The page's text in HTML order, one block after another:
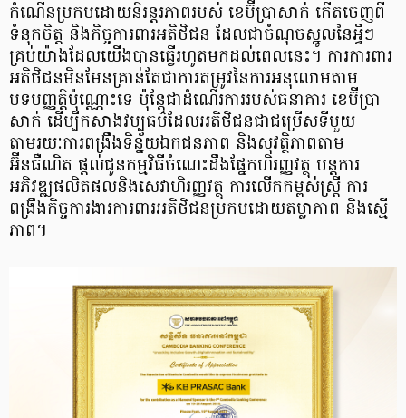
កំណើនប្រកបដោយនិរន្តរភាពរបស់ ខេប៊ីប្រាសាក់ កើតចេញពី
ទំនុកចិត្ត និងកិច្ចការពារអតិថិជន ដែលជាចំណុចស្នូលនៃអ្វីៗ
គ្រប់យ៉ាងដែលយើងបានធ្វើរហូតមកដល់ពេលនេះ។ ការការពារ
អតិថិជនមិនមែនគ្រាន់តែជាការតម្រូវនៃការអនុ​លោមតាម
បទបញ្ញត្តិប៉ុណ្ណោះទេ ប៉ុន្តែជាដំណើរការរបស់ធនាគារ ខេប៊ីប្រា
សាក់ ដើម្បីកសាងវប្បធម៌ដែលអតិថិជនជាជម្រើសទីមួយ
តាមរយៈការពង្រឹងទិន្ន័យឯកជនភាព និងសុវត្ថិភាពតាម
អ៊ីនធឺណិត ផ្តល់ជូនកម្មវិធីចំណេះដឹងផ្នែកហិរញ្ញវត្ថុ បន្តការ
អភិវឌ្ឍផលិតផលនិងសេវាហិរញ្ញវត្ថុ ការលើកកម្ពស់ស្ត្រី ការ
ពង្រឹងកិច្ចការងារការពារអតិថិជនប្រកបដោយតម្លាភាព និងស្មើ
ភាព។